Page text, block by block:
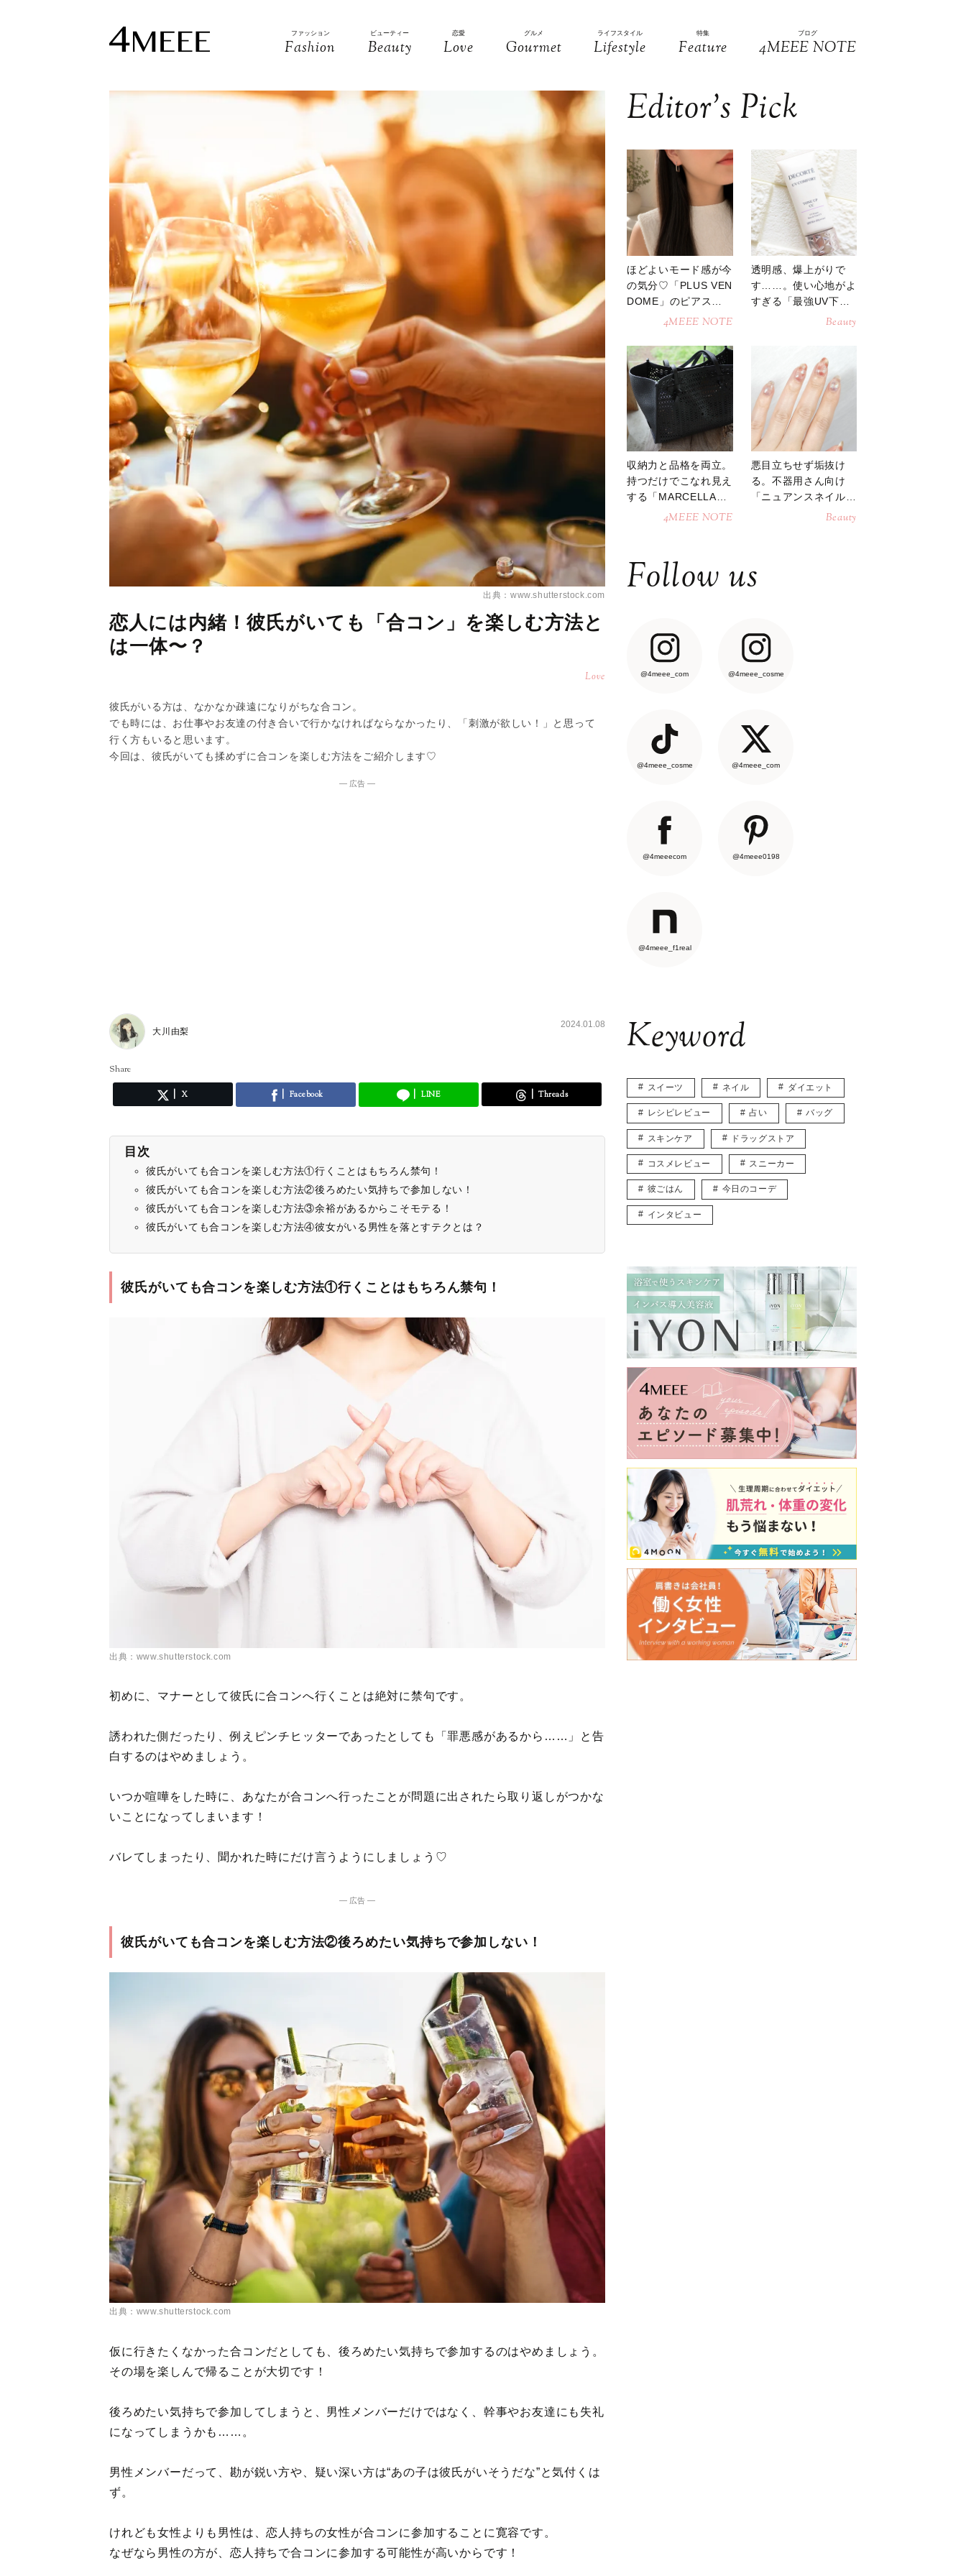
ファッション
Fashion
ビューティー
Beauty
恋愛
Love
グルメ
Gourmet
ライフスタイル
Lifestyle
特集
Feature
ブログ
4MEEE NOTE
出典：www.shutterstock.com
恋人には内緒！彼氏がいても「合コン」を楽しむ方法と
は一体〜？
Love
彼氏がいる方は、なかなか疎遠になりがちな合コン。
でも時には、お仕事やお友達の付き合いで行かなければならなかったり、「刺激が欲しい！」と思って
行く方もいると思います。
今回は、彼氏がいても揉めずに合コンを楽しむ方法をご紹介します♡
― 広告 ―
大川由梨
2024.01.08
Share
X Facebook LINE Threads
目次
彼氏がいても合コンを楽しむ方法①行くことはもちろん禁句！
彼氏がいても合コンを楽しむ方法②後ろめたい気持ちで参加しない！
彼氏がいても合コンを楽しむ方法③余裕があるからこそモテる！
彼氏がいても合コンを楽しむ方法④彼女がいる男性を落とすテクとは？
彼氏がいても合コンを楽しむ方法①行くことはもちろん禁句！
出典：www.shutterstock.com
初めに、マナーとして彼氏に合コンへ行くことは絶対に禁句です。
誘われた側だったり、例えピンチヒッターであったとしても「罪悪感があるから……」と告
白するのはやめましょう。
いつか喧嘩をした時に、あなたが合コンへ行ったことが問題に出されたら取り返しがつかな
いことになってしまいます！
バレてしまったり、聞かれた時にだけ言うようにしましょう♡
― 広告 ―
彼氏がいても合コンを楽しむ方法②後ろめたい気持ちで参加しない！
出典：www.shutterstock.com
仮に行きたくなかった合コンだとしても、後ろめたい気持ちで参加するのはやめましょう。
その場を楽しんで帰ることが大切です！
後ろめたい気持ちで参加してしまうと、男性メンバーだけではなく、幹事やお友達にも失礼
になってしまうかも……。
男性メンバーだって、勘が鋭い方や、疑い深い方は“あの子は彼氏がいそうだな”と気付くは
ず。
けれども女性よりも男性は、恋人持ちの女性が合コンに参加することに寛容です。
なぜなら男性の方が、恋人持ちで合コンに参加する可能性が高いからです！
Editor’s Pick
ほどよいモード感が今
の気分♡「PLUS VEN
DOME」のピアスが
4MEEE NOTE
透明感、爆上がりで
す……。使い心地がよ
すぎる「最強UV下
Beauty
収納力と品格を両立。
持つだけでこなれ見え
する「MARCELLAト
ートバッグ」4MEEE NOTE
悪目立ちせず垢抜け
る。不器用さん向け
「ニュアンスネイル」
Beauty
Follow us
@4meee_com @4meee_cosme
@4meee_cosme @4meee_com
@4meeecom @4meee0198
@4meee_f1real
Keyword
スイーツ ネイル ダイエット
レシピレビュー 占い バッグ
スキンケア ドラッグストア
コスメレビュー スニーカー
彼ごはん 今日のコーデ
インタビュー